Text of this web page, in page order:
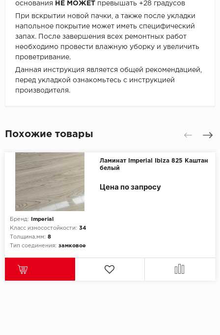
основания
НЕ МОЖЕТ превышать +28 градусов
При вскрытии новой пачки, а также после укладки
напольное покрытие может иметь специфический
запах. После завершения всех ремонтных работ
необходимо провести влажную уборку и увеличить
проветривание.
Данная инструкция является общей рекомендацией,
перед укладкой ознакомьтесь с инструкцией
производителя.
Похожие товары
Ламинат Imperial Ibiza 825 Каштан
белый
Бренд:
Imperial
Класс износостойкости: 34
Толщина,мм: 8
Тип соединения: замковое
Цена по запросу